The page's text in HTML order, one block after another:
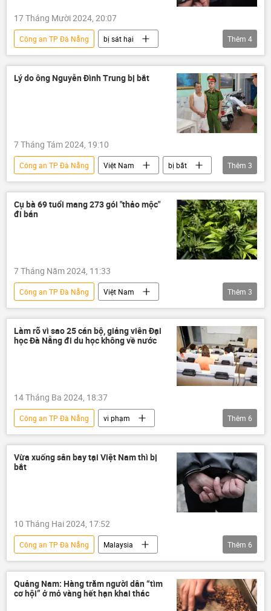
17 Tháng Mười 2024, 20:07
Công an TP Đà Nẵng
bị sát hại
Đà Nẵng
Việt Nam
công an
Pháp luật
tội phạm
Thêm 4
Lý do ông Nguyễn Đình Trung bị bắt
7 Tháng Tám 2024, 19:10
Công an TP Đà Nẵng Việt Nam
bị bắt
Pháp luật
Bộ Công an Việt Nam
Đà Nẵng
Thêm 3
Cụ bà 69 tuổi mang 273 gói "thảo mộc"
đi bán
7 Tháng Năm 2024, 11:33
Công an TP Đà Nẵng
Việt Nam
tội phạm
thông tin
ma túy
Đà Nẵng
Thêm 3
Làm rõ vì sao 25 cán bộ, giảng viên Đại
học Đà Nẵng đi du học không về nước
14 Tháng Ba 2024, 18:37
Công an TP Đà Nẵng
vi phạm
Việt Nam
Đà Nẵng
đại học
trường học
công an
cơ quan an ninh
Thêm 6
Vừa xuống sân bay tại Việt Nam thì bị
bắt
10 Tháng Hai 2024, 17:52
Công an TP Đà Nẵng
Malaysia
Việt Nam
công an
cảnh sát
Đà Nẵng
tội phạm
Xã hội
bị bắt
Thêm 6
Quảng Nam: Hàng trăm người dân “tìm
cơ hội” ở mỏ vàng hết hạn khai thác